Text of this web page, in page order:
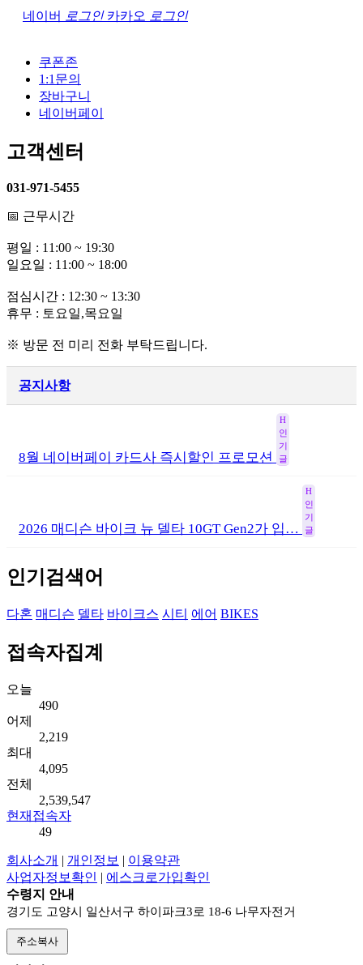
네이버 로그인 카카오 로그인
쿠폰존
1:1문의
장바구니
네이버페이
고객센터
031-971-5455
📅 근무시간
평일 : 11:00 ~ 19:30
일요일 : 11:00 ~ 18:00
점심시간 : 12:30 ~ 13:30
휴무 : 토요일,목요일
※ 방문 전 미리 전화 부탁드립니다.
공지사항
8월 네이버페이 카드사 즉시할인 프로모션
H
인
기
글
2026 매디슨 바이크 뉴 델타 10GT Gen2가 입…
H
인
기
글
인기검색어
다혼 매디슨 델타 바이크스 시티 에어 BIKES
접속자집계
오늘
490
어제
2,219
최대
4,095
전체
2,539,547
현재접속자
49
회사소개 | 개인정보 | 이용약관
사업자정보확인 | 에스크로가입확인
수령지 안내
경기도 고양시 일산서구 하이파크3로 18-6 나무자전거
주소복사